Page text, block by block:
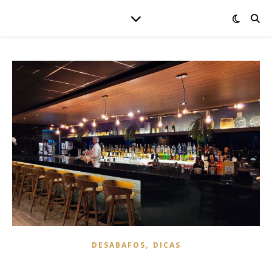
DESABAFOS, DICAS